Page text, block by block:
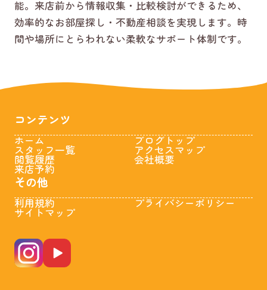
能。来店前から情報収集・比較検討ができるため、
効率的なお部屋探し・不動産相談を実現します。時
間や場所にとらわれない柔軟なサポート体制です。
コンテンツ
ホーム
スタッフ一覧
閲覧履歴
来店予約
ブログトップ
アクセスマップ
会社概要
その他
利用規約
サイトマップ
プライバシーポリシー